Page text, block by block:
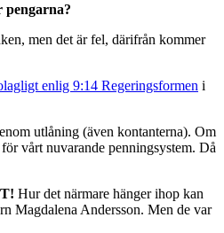
men det är fel, därifrån kommer
enlig 9:14 Regeringsformen i
utlåning (även kontanterna). Om
vårt nuvarande penningsystem. Då
Hur det närmare hänger ihop kan
Magdalena Andersson. Men de var